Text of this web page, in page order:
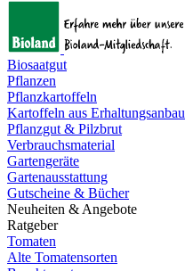
Biosaatgut
Pflanzen
Pflanzkartoffeln
Kartoffeln aus Erhaltungsanbau
Pflanzgut & Pilzbrut
Verbrauchsmaterial
Gartengeräte
Gartenausstattung
Gutscheine & Bücher
Neuheiten & Angebote
Ratgeber
Tomaten
Alte Tomatensorten